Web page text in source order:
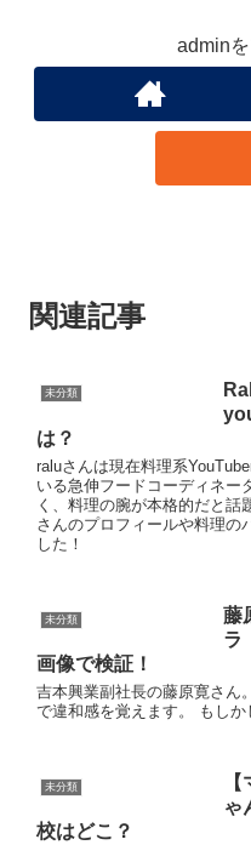
admin
関連記事
未分類
は？
raluさんは現在料理系
いる急伸フードコーディネー
く、料理の腕が本格的だと話
さんのプロフィールや料理の
した！
未分類
藤
ラ
画像で検証！
吉本興業副社長の藤原寛さん
で違和感を覚えます。 もし
未分類
ゃ
校はどこ？